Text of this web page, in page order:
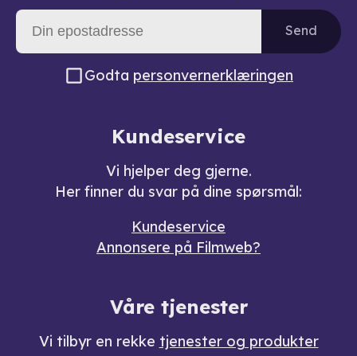
Send
Godta personvernerklæringen
Kundeservice
Vi hjelper deg gjerne.
Her finner du svar på dine spørsmål:
Kundeservice
Annonsere på Filmweb?
Våre tjenester
Vi tilbyr en rekke tjenester og produkter